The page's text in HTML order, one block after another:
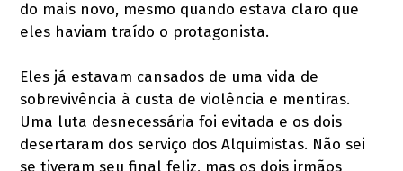
do mais novo, mesmo quando estava claro que
eles haviam traído o protagonista.
Eles já estavam cansados de uma vida de
sobrevivência à custa de violência e mentiras.
Uma luta desnecessária foi evitada e os dois
desertaram dos serviço dos Alquimistas. Não sei
se tiveram seu final feliz, mas os dois irmãos